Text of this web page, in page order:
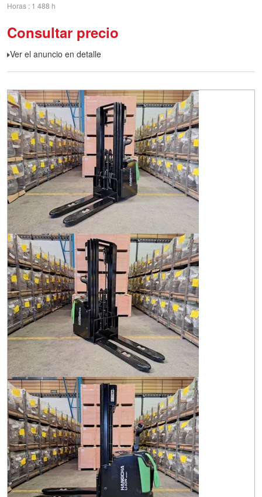
Horas 1 488 h
Consultar precio
Ver el anuncio en detalle